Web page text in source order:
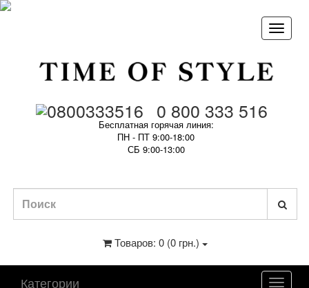
0 800 333 516
Бесплатная горячая линия:
ПН - ПТ 9:00-18:00
СБ 9:00-13:00
Товаров: 0 (0 грн.)
Категории